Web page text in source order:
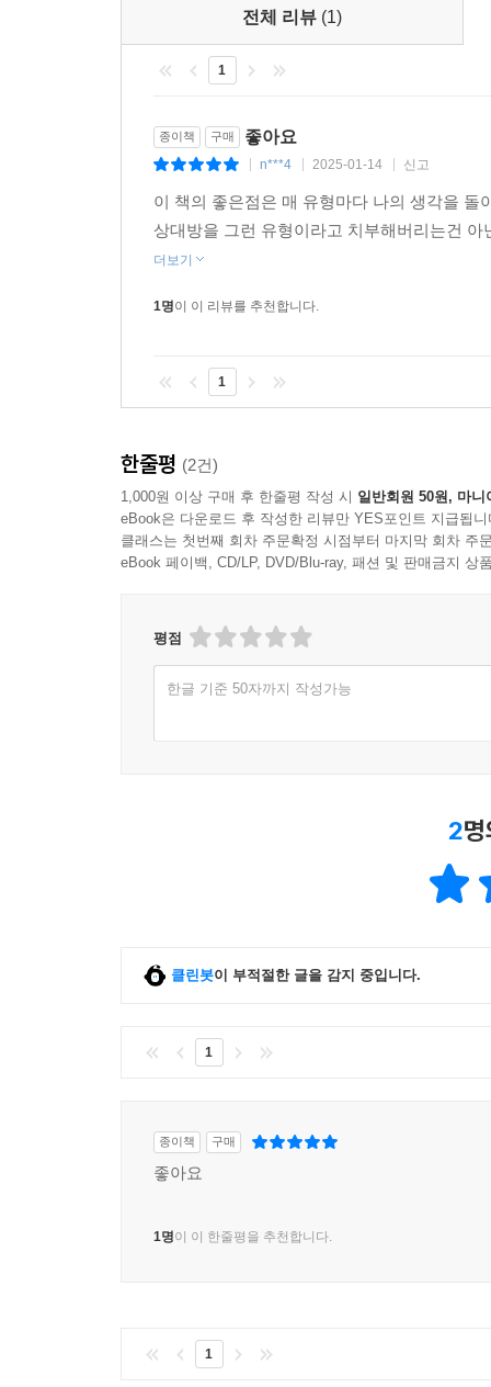
1부 ‘잘 지내기 위한 준비 단계’에서는 직장 내
설명한다.
2부 ‘8가지 유형’에서는 직장에서 마주하는 까
사람, 괴롭히는 사람, 편견 있는 동료, 사내 정
때로는 새로운 방법을 시도하는 것만으로도 당
손을 내밀어보겠다는 중요한 첫걸음을 내디딘 것
그만둬야 하나 고민한다면, 지금 당신 옆에 짜증
효율적인 팀워크를 고민하는 리더, 나아가 직장
줄여 업무까지 잘 해내는 ‘일잘러’가 되어보자.
전체 리뷰 (1)
1
종이책 구매 좋아요
n***4 2025-01-14 신고
이 책의 좋은점은 매 유형마다 나의 생각을
상대방을 그런 유형이라고 치부해버리는건
더보기
1명이 이 리뷰를 추천합니다.
1
한줄평 (2건)
1,000원 이상 구매 후 한줄평 작성 시 일반회원 50원, 마니
eBook은 다운로드 후 작성한 리뷰만 YES포인트 지급됩니
클래스는 첫번째 회차 주문확정 시점부터 마지막 회차 주
eBook 페이백, CD/LP, DVD/Blu-ray, 패션 및 판매금지 상
평점
한글 기준 50자까지 작성가능
2
클린봇이 부적절한 글을 감지 중입니다.
1
종이책 구매
좋아요
1명이 이 한줄평을 추천합니다.
1